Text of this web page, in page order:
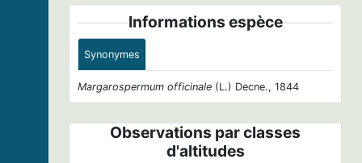
Informations espèce
Synonymes
Margarospermum officinale (L.) Decne., 1844
Observations par classes
d'altitudes